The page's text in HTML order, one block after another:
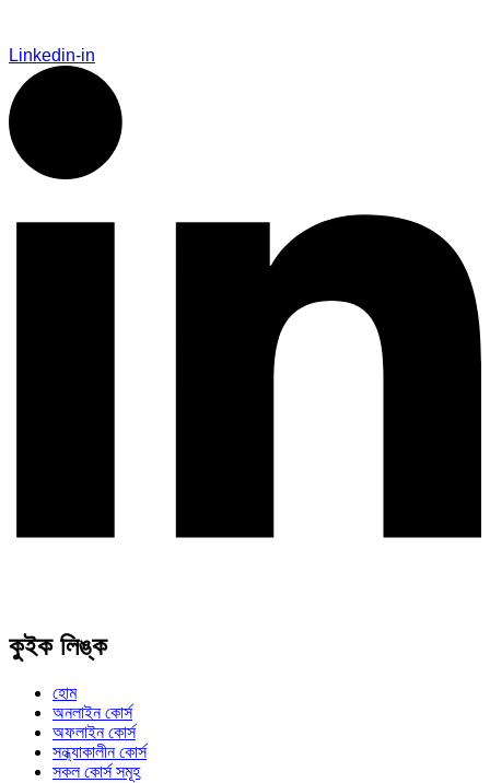
Linkedin-in
কুইক লিঙ্ক
হোম
অনলাইন কোর্স
অফলাইন কোর্স
সন্ধ্যাকালীন কোর্স
সকল কোর্স সমূহ